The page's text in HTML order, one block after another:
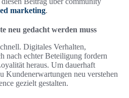
marketing.
neu gedacht werden muss
Digitales Verhalten,
nach echter Beteiligung fordern
heraus. Um dauerhaft
Kundenerwartungen neu verstehen
gezielt gestalten.